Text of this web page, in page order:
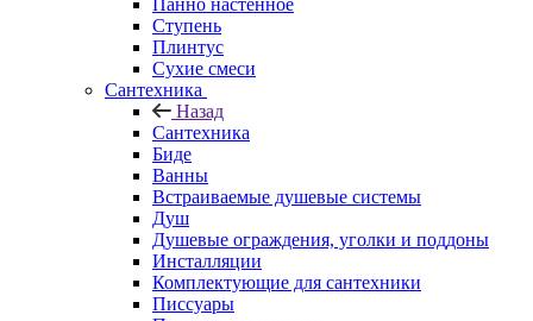
Панно настенное
Ступень
Плинтус
Сухие смеси
Сантехника
Назад
Сантехника
Биде
Ванны
Встраиваемые душевые системы
Душ
Душевые ограждения, уголки и поддоны
Инсталляции
Комплектующие для сантехники
Писсуары